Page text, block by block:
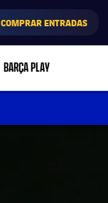
COMPRAR ENTRADAS
BARÇA PLAY